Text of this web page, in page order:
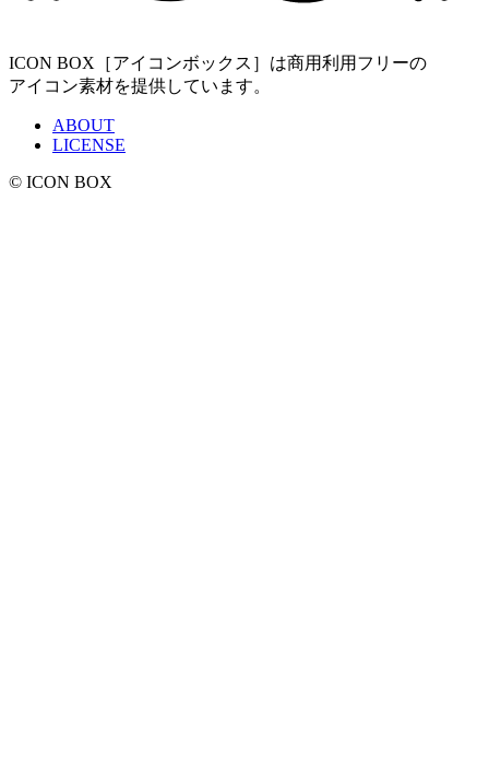
ICON BOX［アイコンボックス］は商用利用フリーの
アイコン素材を提供しています。
ABOUT
LICENSE
© ICON BOX